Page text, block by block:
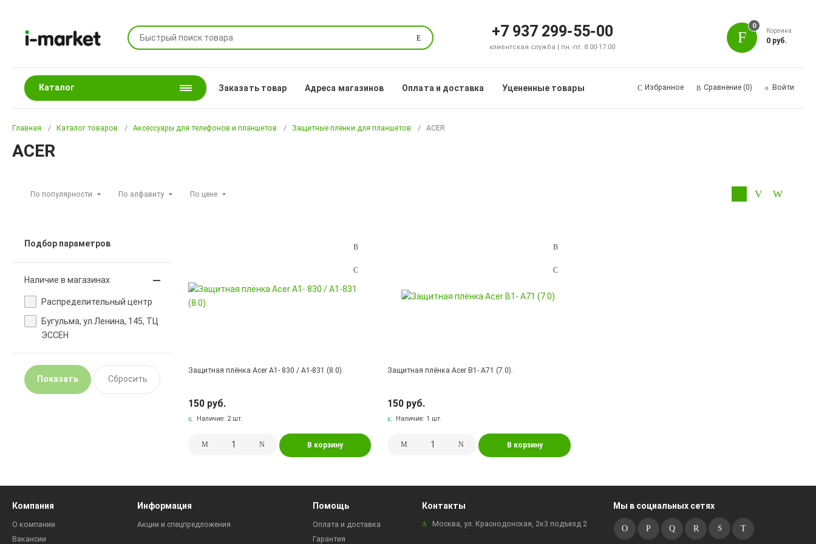
Поиск +7 937 299-55-00
клиентская служба | пн.-пт. 8:00-17:00
0
Корзина
0 руб.
Каталог Заказать товар Адреса магазинов Оплата и доставка Уцененные товары Избранное Сравнение (0) Войти
Главная Каталог товаров Аксессуары для телефонов и планшетов Защитные плёнки для планшетов ACER
ACER
По популярности По алфавиту По цене
Подбор параметров
Наличие в магазинах
Pаспределительный центр
Бугульма, ул.Ленина, 145, ТЦ
ЭССЕН
Защитная плёнка Acer A1- 830 / A1-831 (8.0).
150 руб.
Наличие: 2 шт.
В корзину
Защитная плёнка Acer B1- A71 (7.0).
150 руб.
Наличие: 1 шт.
В корзину
Компания
О компании
Вакансии
Информация
Акции и спецпредложения
Помощь
Оплата и доставка
Гарантия
Контакты
Москва, ул. Краснодонская, 2к3 подъезд 2
Мы в социальных сетях